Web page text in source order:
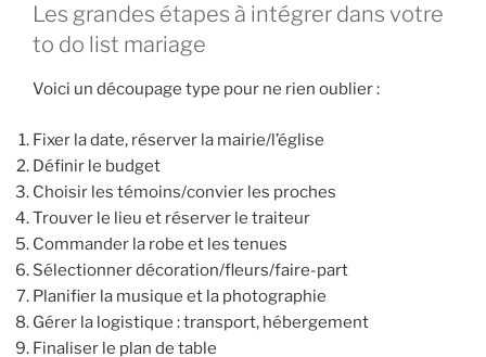
Les grandes étapes à intégrer dans votre
to do list mariage
Voici un découpage type pour ne rien oublier :
Fixer la date, réserver la mairie/l’église
Définir le budget
Choisir les témoins/convier les proches
Trouver le lieu et réserver le traiteur
Commander la robe et les tenues
Sélectionner décoration/fleurs/faire-part
Planifier la musique et la photographie
Gérer la logistique : transport, hébergement
Finaliser le plan de table